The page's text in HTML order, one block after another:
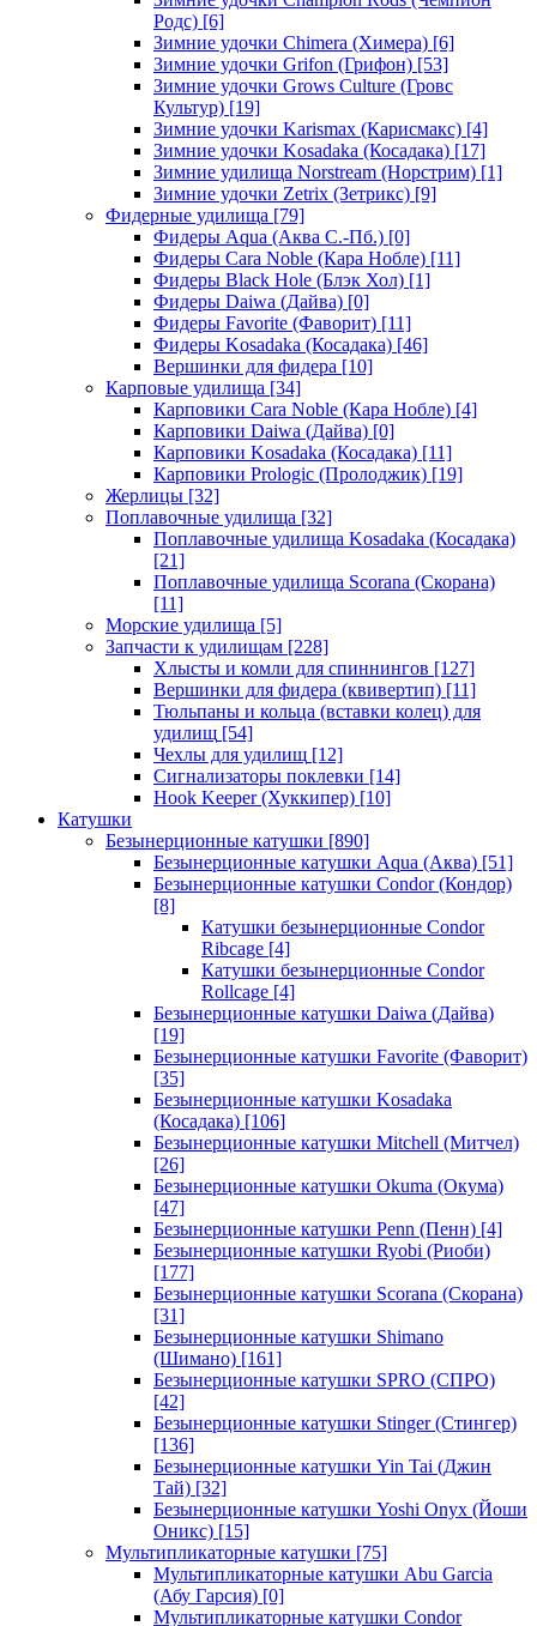
Родс) [6]
Зимние удочки Chimera (Химера) [6]
Зимние удочки Grifon (Грифон) [53]
Зимние удочки Grows Culture (Гровс
Культур) [19]
Зимние удочки Karismax (Карисмакс) [4]
Зимние удочки Kosadaka (Косадака) [17]
Зимние удилища Norstream (Норстрим) [1]
Зимние удочки Zetrix (Зетрикс) [9]
Фидерные удилища [79]
Фидеры Aqua (Аква С.-Пб.) [0]
Фидеры Cara Noble (Кара Нобле) [11]
Фидеры Black Hole (Блэк Хол) [1]
Фидеры Daiwa (Дайва) [0]
Фидеры Favorite (Фаворит) [11]
Фидеры Kosadaka (Косадака) [46]
Вершинки для фидера [10]
Карповые удилища [34]
Карповики Cara Noble (Кара Нобле) [4]
Карповики Daiwa (Дайва) [0]
Карповики Kosadaka (Косадака) [11]
Карповики Prologic (Пролоджик) [19]
Жерлицы [32]
Поплавочные удилища [32]
Поплавочные удилища Kosadaka (Косадака)
[21]
Поплавочные удилища Scorana (Скорана)
[11]
Морские удилища [5]
Запчасти к удилищам [228]
Хлысты и комли для спиннингов [127]
Вершинки для фидера (квивертип) [11]
Тюльпаны и кольца (вставки колец) для
удилищ [54]
Чехлы для удилищ [12]
Сигнализаторы поклевки [14]
Hook Keeper (Хуккипер) [10]
Катушки
Безынерционные катушки [890]
Безынерционные катушки Aqua (Аква) [51]
Безынерционные катушки Condor (Кондор)
[8]
Катушки безынерционные Condor
Ribcage [4]
Катушки безынерционные Condor
Rollcage [4]
Безынерционные катушки Daiwa (Дайва)
[19]
Безынерционные катушки Favorite (Фаворит)
[35]
Безынерционные катушки Kosadaka
(Косадака) [106]
Безынерционные катушки Mitchell (Митчел)
[26]
Безынерционные катушки Okuma (Окума)
[47]
Безынерционные катушки Penn (Пенн) [4]
Безынерционные катушки Ryobi (Риоби)
[177]
Безынерционные катушки Scorana (Скорана)
[31]
Безынерционные катушки Shimano
(Шимано) [161]
Безынерционные катушки SPRO (СПРО)
[42]
Безынерционные катушки Stinger (Стингер)
[136]
Безынерционные катушки Yin Tai (Джин
Тай) [32]
Безынерционные катушки Yoshi Onyx (Йоши
Оникс) [15]
Мультипликаторные катушки [75]
Мультипликаторные катушки Abu Garcia
(Абу Гарсия) [0]
Мультипликаторные катушки Condor